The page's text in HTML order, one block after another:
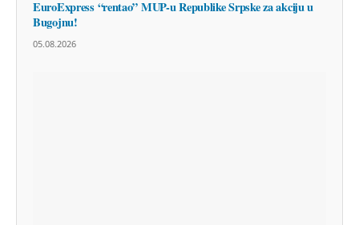
EuroExpress “rentao” MUP-u Republike Srpske za akciju u
Bugojnu!
05.08.2026